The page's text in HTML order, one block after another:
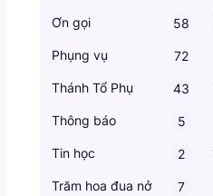
Ơn gọi 58
Phụng vụ 72
Thánh Tổ Phụ 43
Thông báo 5
Tin học 2
Trăm hoa đua nở 7